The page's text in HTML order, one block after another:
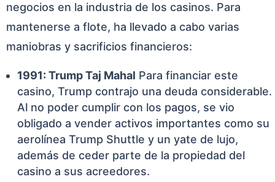
negocios en la industria de los casinos. Para
mantenerse a flote, ha llevado a cabo varias
maniobras y sacrificios financieros:
1991: Trump Taj Mahal Para financiar este
casino, Trump contrajo una deuda considerable.
Al no poder cumplir con los pagos, se vio
obligado a vender activos importantes como su
aerolínea Trump Shuttle y un yate de lujo,
además de ceder parte de la propiedad del
casino a sus acreedores.